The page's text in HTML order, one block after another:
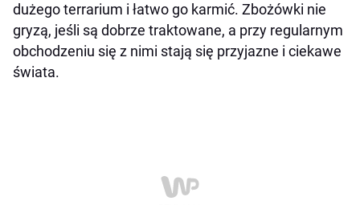
dużego terrarium i łatwo go karmić. Zbożówki nie
gryzą, jeśli są dobrze traktowane, a przy regularnym
obchodzeniu się z nimi stają się przyjazne i ciekawe
świata.